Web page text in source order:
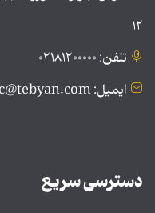
۱۲
تلفن: ۰۲۱۸۱۲۰۰۰۰۰
ایمیل: public@tebyan.com
دسترسی سریع